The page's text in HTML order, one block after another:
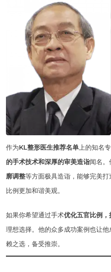
作为KL整形医生推荐名单 上的知名
的手术技术和深厚的审美造诣闻名。
廓调整等方面极具造诣，能够完美打
比例更加和谐美观。
如果你希望通过手术优化五官比例
理想选择。他的众多成功案例也让
赖之选，备受推崇。